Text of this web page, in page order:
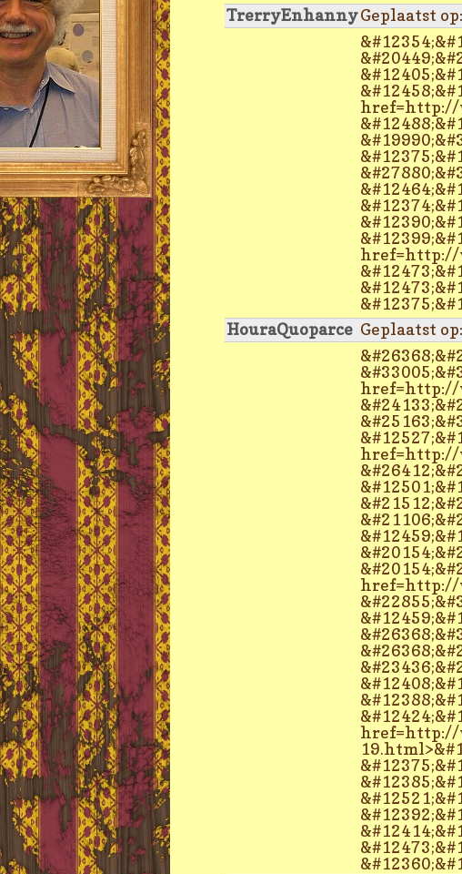
TrerryEnhannyGeplaatst
href=http://
href=http://
HouraQuoparce Geplaatst
href=http://
href=http://
href=http://
href=http://